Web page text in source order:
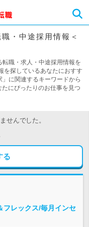
・中途採用情報＜
職・求人・中途採用情報を
を探しているあなたにおすす
に関連するキーワードから
にぴったりのお仕事を見つ
せんでした。
る
フレックス/毎月インセ